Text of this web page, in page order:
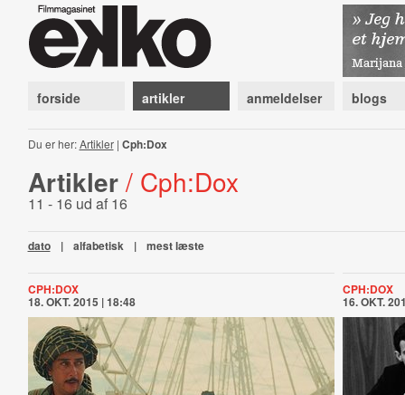
forside artikler anmeldelser blogs
Du er her:Artikler| Cph:Dox
Artikler / Cph:Dox
11 - 16 ud af 16
dato | alfabetisk | mest læste
CPH:DOX
18. OKT. 2015 | 18:48
CPH:DOX
16. OKT.